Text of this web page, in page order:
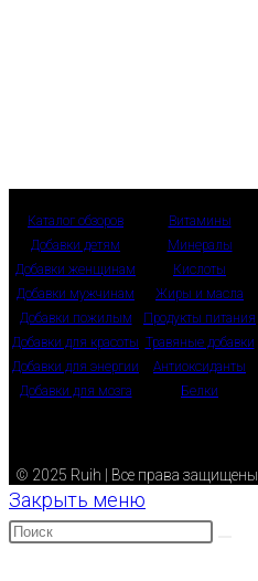
Каталог обзоров
Добавки детям
Добавки женщинам
Добавки мужчинам
Добавки пожилым
Добавки для красоты
Добавки для энергии
Добавки для мозга
Витамины
Минералы
Кислоты
Жиры и масла
Продукты питания
Травяные добавки
Антиоксиданты
Белки
© 2025 Ruih | Все права защищены |
Закрыть меню